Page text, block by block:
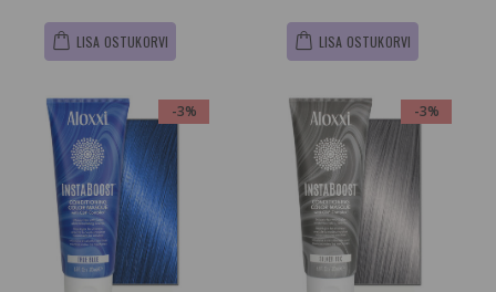
LISA OSTUKORVI LISA OSTUKORVI
-3% -3%